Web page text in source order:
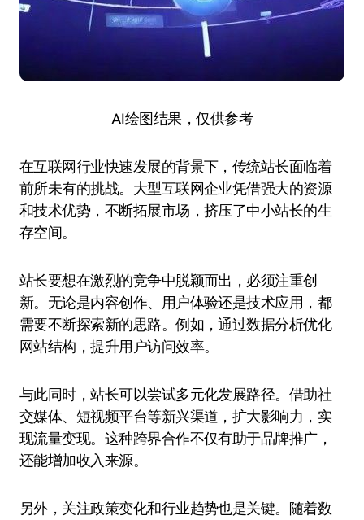
AI绘图结果，仅供参考
在互联网行业快速发展的背景下，传统站长面临着
前所未有的挑战。大型互联网企业凭借强大的资源
和技术优势，不断拓展市场，挤压了中小站长的生
存空间。
站长要想在激烈的竞争中脱颖而出，必须注重创
新。无论是内容创作、用户体验还是技术应用，都
需要不断探索新的思路。例如，通过数据分析优化
网站结构，提升用户访问效率。
与此同时，站长可以尝试多元化发展路径。借助社
交媒体、短视频平台等新兴渠道，扩大影响力，实
现流量变现。这种跨界合作不仅有助于品牌推广，
还能增加收入来源。
另外，关注政策变化和行业趋势也是关键。随着数